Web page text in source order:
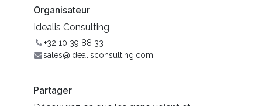
Organisateur
Idealis Consulting
+32 10 39 88 33
sales@idealisconsulting.com
Partager